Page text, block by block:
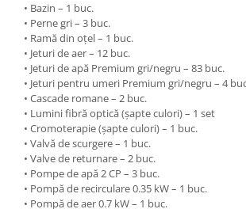
• Bazin – 1 buc.
• Perne gri – 3 buc.
• Ramă din oțel – 1 buc.
• Jeturi de aer – 12 buc.
• Jeturi de apă Premium gri/negru – 83 buc.
• Jeturi pentru umeri Premium gri/negru – 4
• Cascade romane – 2 buc.
• Lumini fibră optică (șapte culori) – 1 set
• Cromoterapie (șapte culori) – 1 buc.
• Valvă de scurgere – 1 buc.
• Valve de returnare – 2 buc.
• Pompe de apă 2 CP – 3 buc.
• Pompă de recirculare 0.35 kW – 1 buc.
• Pompă de aer 0.7 kW – 1 buc.